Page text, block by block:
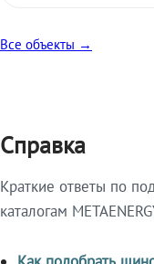
Все объекты →
Справка
Краткие ответы по
каталогам